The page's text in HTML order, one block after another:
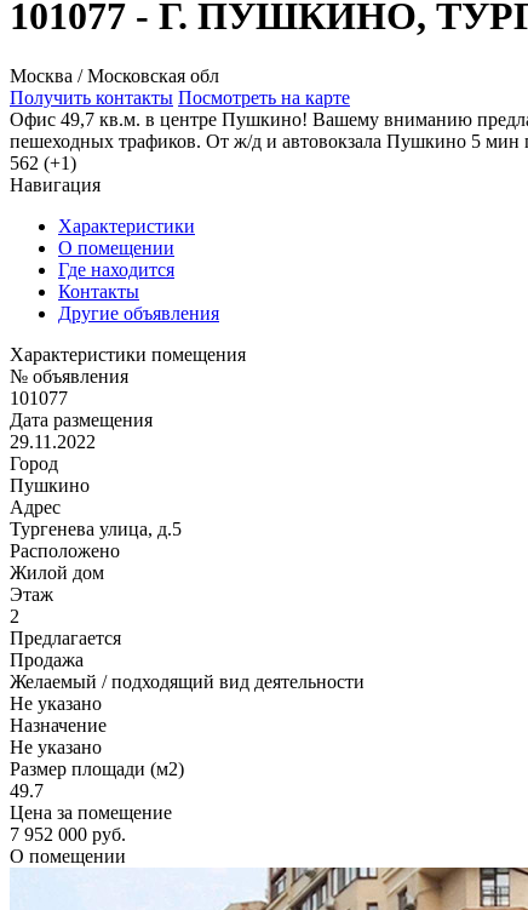
101077 - Г. ПУШКИНО,
Москва / Московская обл
Получить контакты Посмотреть на карте
Офис 49,7 кв.м. в центре Пушкино! Вашему вниманию
пешеходных трафиков. От ж/д и автовокзала Пушкино 5 мин
562 (+1)
Навигация
Характеристики
О помещении
Где находится
Контакты
Другие объявления
Характеристики помещения
№ объявления
101077
Дата размещения
29.11.2022
Город
Пушкино
Адрес
Тургенева улица, д.5
Расположено
Жилой дом
Этаж
2
Предлагается
Продажа
Желаемый / подходящий вид деятельности
Не указано
Назначение
Не указано
Размер площади (м2)
49.7
Цена за помещение
7 952 000 руб.
О помещении